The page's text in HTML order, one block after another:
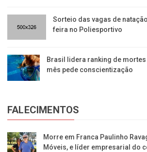
Sorteio das vagas de
feira no Poliesportivo
Brasil lidera ranking de
mês pede conscientização
FALECIMENTOS
Morre em Franca Paulinho
Móveis, e líder empresarial do